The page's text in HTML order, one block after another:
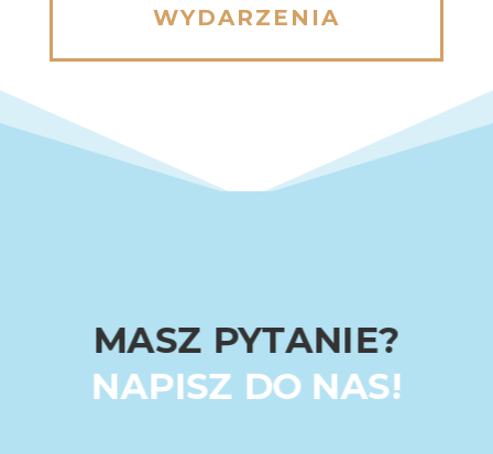
WYDARZENIA
MASZ PYTANIE?
NAPISZ DO NAS!